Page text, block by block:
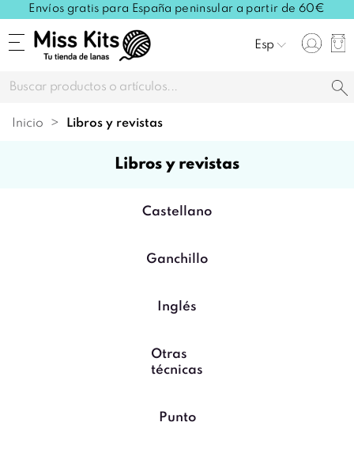
Envíos gratis para España peninsular a partir de 60€
Esp
Inicio libros y revistas
libros y revistas
Castellano
Ganchillo
Inglés
Otras
técnicas
Punto